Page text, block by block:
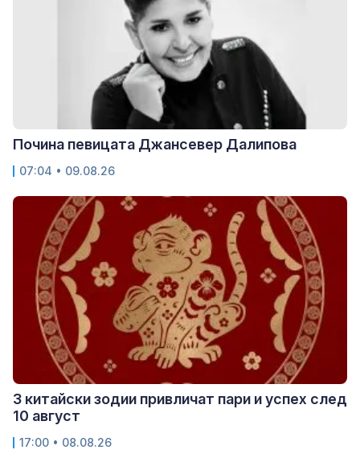
Почина певицата Джансевер Далипова
07:04 • 09.08.26
3 китайски зодии привличат пари и успех след
10 август
17:00 • 08.08.26